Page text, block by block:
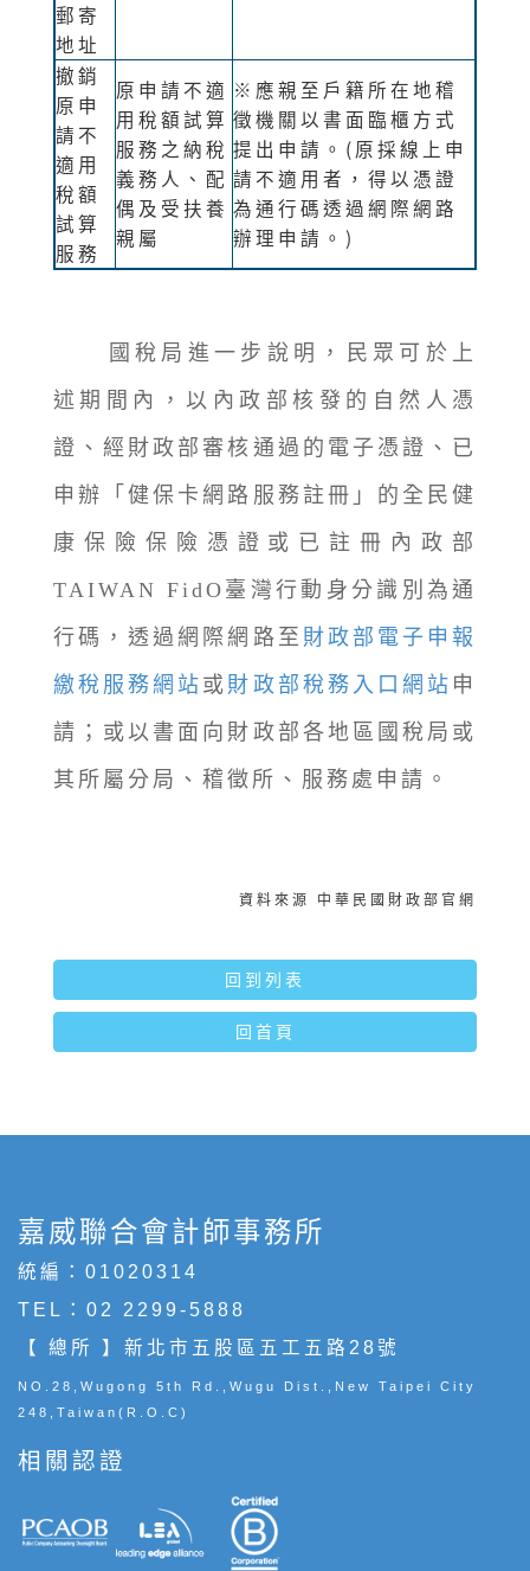
郵寄
地址
撤銷
原申
請不
適用
稅額
試算
服務
原申請不適
用稅額試算
服務之納稅
義務人、配
偶及受扶養
親屬
※應親至戶籍所在地稽
徵機關以書面臨櫃方式
提出申請。(原採線上申
請不適用者，得以憑證
為通行碼透過網際網路
辦理申請。)
國稅局進一步說明，民眾可於上
述期間內，以內政部核發的自然人憑
證、經財政部審核通過的電子憑證、已
申辦「健保卡網路服務註冊」的全民健
康保險保險憑證或已註冊內政部
TAIWAN FidO臺灣行動身分識別為通
行碼，透過網際網路至 財政部電子申報
繳稅服務網站 或 財政部稅務入口網站 申
請；或以書面向財政部各地區國稅局或
其所屬分局、稽徵所、服務處申請。
資料來源 中華民國財政部官網
回到列表
回首頁
嘉威聯合會計師事務所
統編：01020314
TEL： 02 2299-5888
【 總所 】新北市五股區五工五路28號
NO.28,Wugong 5th Rd.,Wugu Dist.,New Taipei City
248,Taiwan(R.O.C)
相關認證